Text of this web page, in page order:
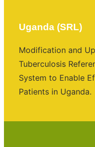
Uganda (SRL)
Modification and
Tuberculosis
System to Enable
Patients in Uganda.